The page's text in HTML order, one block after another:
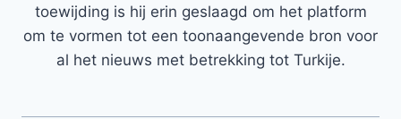
toewijding is hij erin geslaagd om het platform
om te vormen tot een toonaangevende bron voor
al het nieuws met betrekking tot Turkije.